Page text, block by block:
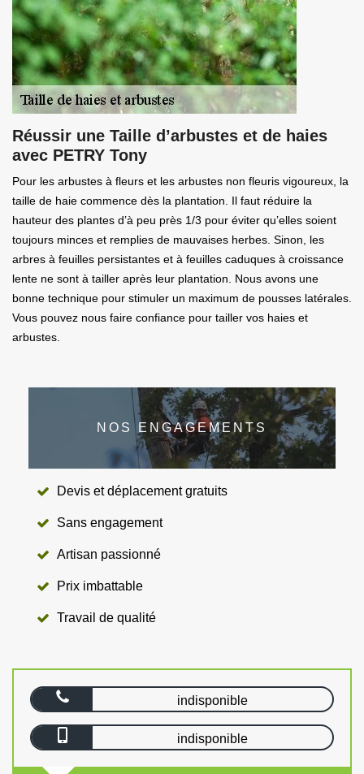
Réussir une Taille d’arbustes et de haies
avec PETRY Tony
Pour les arbustes à fleurs et les arbustes non fleuris vigoureux, la
taille de haie commence dès la plantation. Il faut réduire la
hauteur des plantes d’à peu près 1/3 pour éviter qu’elles soient
toujours minces et remplies de mauvaises herbes. Sinon, les
arbres à feuilles persistantes et à feuilles caduques à croissance
lente ne sont à tailler après leur plantation. Nous avons une
bonne technique pour stimuler un maximum de pousses latérales.
Vous pouvez nous faire confiance pour tailler vos haies et
arbustes.
NOS ENGAGEMENTS
Devis et déplacement gratuits
Sans engagement
Artisan passionné
Prix imbattable
Travail de qualité
indisponible
indisponible